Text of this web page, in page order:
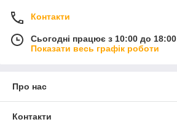
Контакти
Сьогодні працює з 10:00 до 18:00
Показати весь графік роботи
Про нас
Контакти